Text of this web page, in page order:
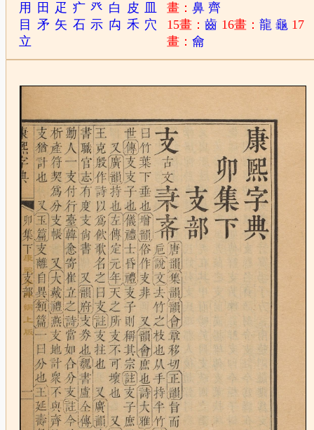
用
田 疋 疒 癶 白 皮
目
矛 矢 石 示 禸 禾 穴
立
畫：鼻 齊
15畫：齒 16畫： 龍 龜 17
畫：龠